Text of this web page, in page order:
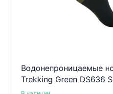
Водонепроницаемые
Trekking Green DS636